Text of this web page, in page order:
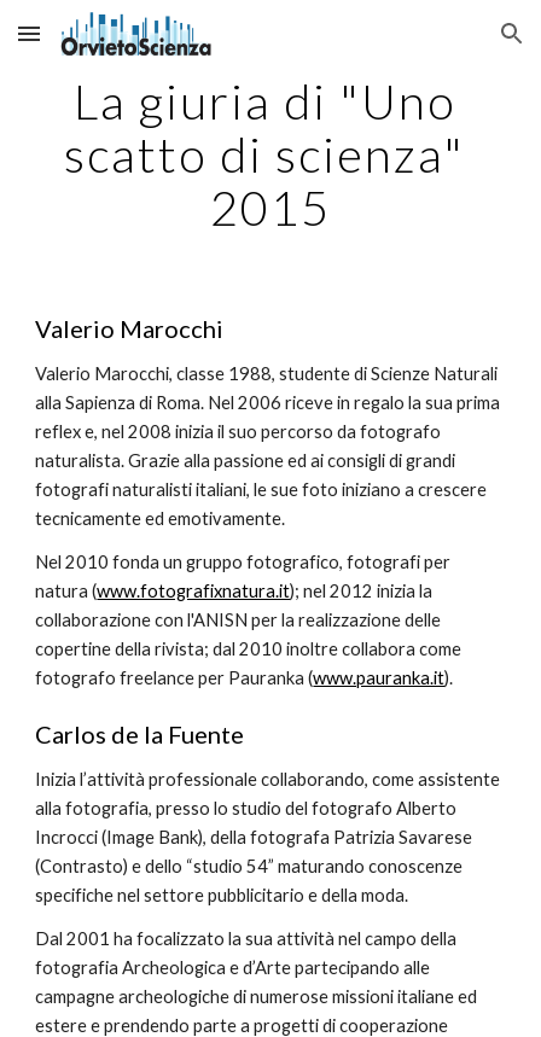
Skip to main content Skip to navigation
La giuria di "Uno
scatto di scienza"
2015
Valerio Marocchi
Valerio Marocchi, classe 1988, studente di Scienze Naturali
alla Sapienza di Roma. Nel 2006 riceve in regalo la sua prima
reflex e, nel 2008 inizia il suo percorso da fotografo
naturalista. Grazie alla passione ed ai consigli di grandi
fotografi naturalisti italiani, le sue foto iniziano a crescere
tecnicamente ed emotivamente.
Nel 2010 fonda un gruppo fotografico, fotografi per
natura (www.fotografixnatura.it); nel 2012 inizia la
collaborazione con l'ANISN per la realizzazione delle
copertine della rivista; dal 2010 inoltre collabora come
fotografo freelance per Pauranka (www.pauranka.it).
Carlos de la Fuente
Inizia l’attività professionale collaborando, come assistente
alla fotografia, presso lo studio del fotografo Alberto
Incrocci (Image Bank), della fotografa Patrizia Savarese
(Contrasto) e dello “studio 54” maturando conoscenze
specifiche nel settore pubblicitario e della moda.
Dal 2001 ha focalizzato la sua attività nel campo della
fotografia Archeologica e d’Arte partecipando alle
campagne archeologiche di numerose missioni italiane ed
estere e prendendo parte a progetti di cooperazione